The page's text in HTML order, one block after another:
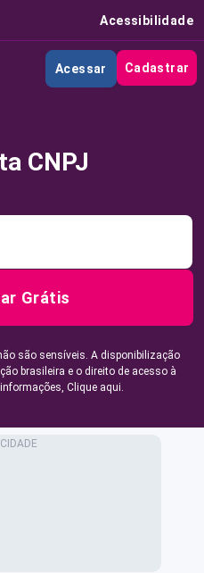
Acessibilidade
Acessar Cadastrar
CNPJ
Grátis
são sensíveis. A disponibilização
brasileira e o direito de acesso à
Clique aqui.